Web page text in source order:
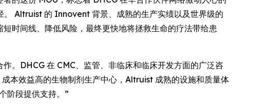
。 Altruist 的 Innovent 背景、成熟的生产实绩以及世界级的
时间线、降低风险，最终更快地将拯救生命的疗法带给患
。DHCG 在 CMC、监管、非临床和临床开发方面的广泛咨
本效益高的生物制剂生产中心，Altruist 成熟的设施和质量体
阶段提供支持。”